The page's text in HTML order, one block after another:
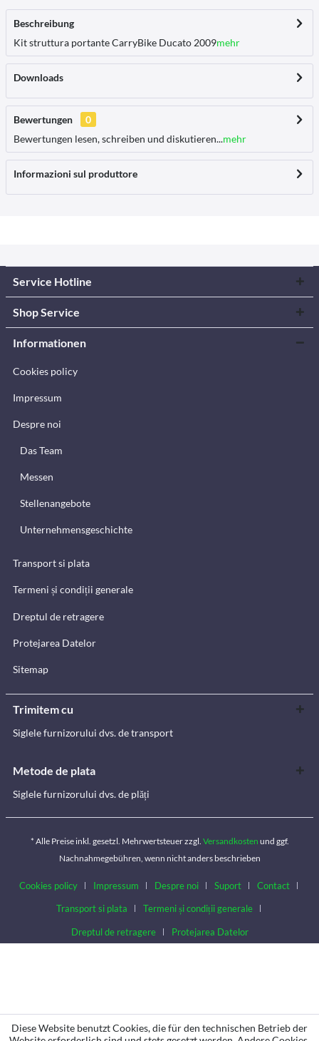
Beschreibung
Kit struttura portante CarryBike Ducato 2009mehr
Downloads
Bewertungen
0
Bewertungen lesen, schreiben und diskutieren...mehr
Informazioni sul produttore
Service Hotline
Shop Service
Informationen
Cookies policy
Impressum
Despre noi
Das Team
Messen
Stellenangebote
Unternehmensgeschichte
Transport si plata
Termeni și condiții generale
Dreptul de retragere
Protejarea Datelor
Sitemap
Trimitem cu
Siglele furnizorului dvs. de transport
Metode de plata
Siglele furnizorului dvs. de plăți
* Alle Preise inkl. gesetzl. Mehrwertsteuer zzgl. Versandkosten und ggf.
Nachnahmegebühren, wenn nicht anders beschrieben
Cookies policy Impressum Despre noi Suport
Contact
Transport si plata
Termeni și condiții generale
Dreptul de retragere Protejarea Datelor
Diese Website benutzt Cookies, die für den technischen Betrieb der